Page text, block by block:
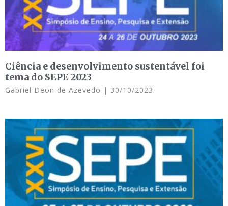
Ciência e desenvolvimento sustentável foi
tema do SEPE 2023
Gabriel Deon de Azevedo 30/10/2023